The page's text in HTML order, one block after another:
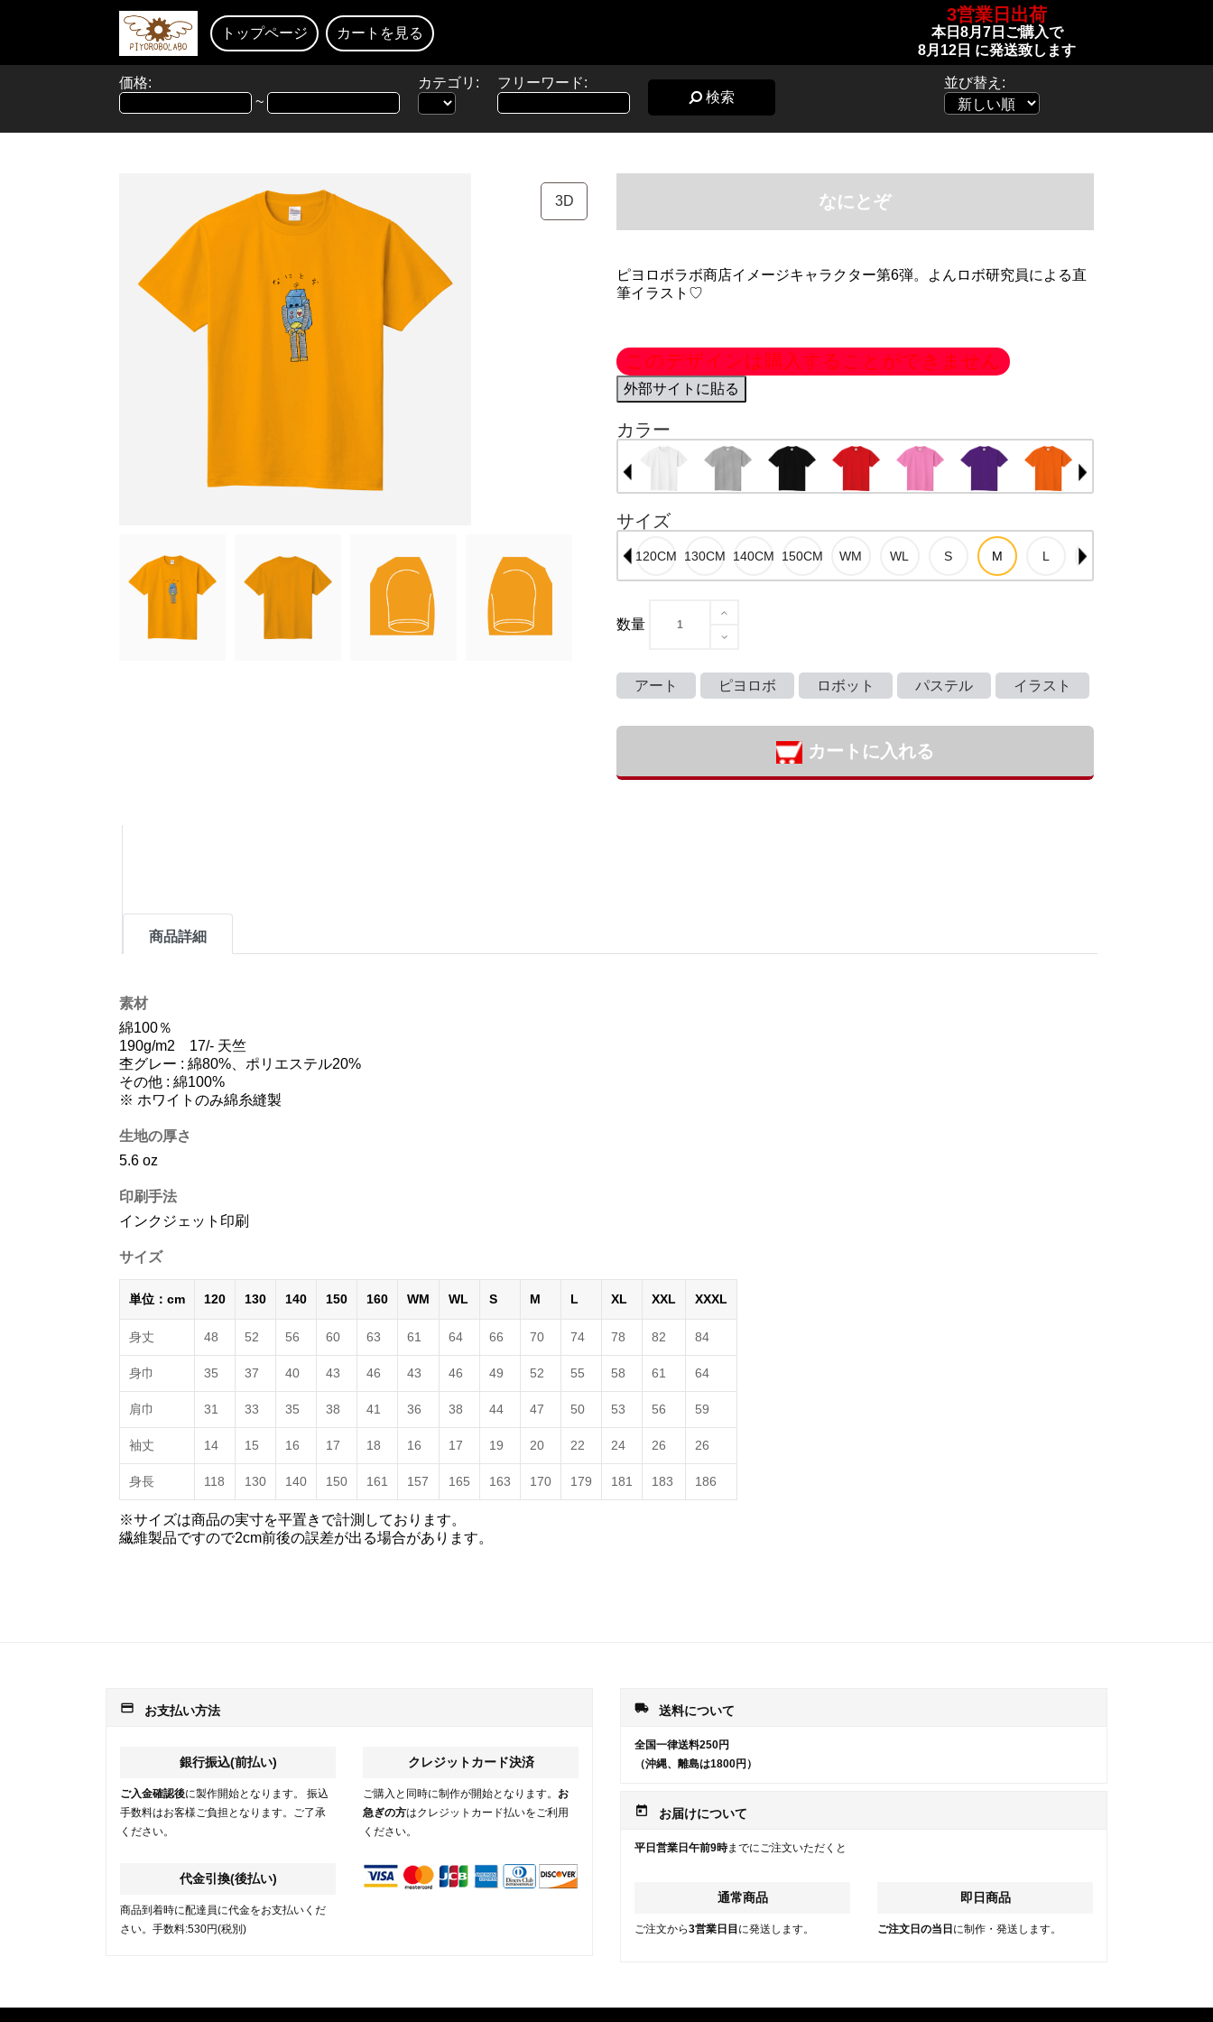
トップページ カートを見る
3営業日出荷
本日 8月7日 ご購入で
8月12日 に発送致します
価格:
~
カテゴリ:
フリーワード:
検索
並び替え:
3D なにとぞ
ピヨロボラボ商店イメージキャラクター第6弾。よんロボ研究員による直
筆イラスト♡
このデザインは購入することができません
外部サイトに貼る
カラー
サイズ
数量
アート ピヨロボ ロボット パステル イラスト
カートに入れる
商品詳細
素材
綿100％
190g/m2 17/- 天竺
杢グレー : 綿80%、ポリエステル20%
その他 : 綿100%
※ ホワイトのみ綿糸縫製
生地の厚さ
5.6 oz
印刷手法
インクジェット印刷
サイズ
単位：cm 120 130 140 150 160 WM WL S M L XL XXL XXXL
身丈 48 52 56 60 63 61 64 66 70 74 78 82 84
身巾 35 37 40 43 46 43 46 49 52 55 58 61 64
肩巾 31 33 35 38 41 36 38 44 47 50 53 56 59
袖丈 14 15 16 17 18 16 17 19 20 22 24 26 26
身長 118 130 140 150 161 157 165 163 170 179 181 183 186
※サイズは商品の実寸を平置きで計測しております。
繊維製品ですので2cm前後の誤差が出る場合があります。
payment お支払い方法
銀行振込(前払い)
ご入金確認後に製作開始となります。 振込
手数料はお客様ご負担となります。ご了承
ください。
代金引換(後払い)
商品到着時に配達員に代金をお支払いくだ
さい。手数料:530円(税別)
クレジットカード決済
ご購入と同時に制作が開始となります。 お
急ぎの方はクレジットカード払いをご利用
ください。
local_shipping 送料について
全国一律送料250円
（沖縄、離島は1800円）
today お届けについて
平日営業日午前9時までにご注文いただくと
通常商品
ご注文から3営業日目 に発送します。
即日商品
ご注文日の当日 に制作・発送します。